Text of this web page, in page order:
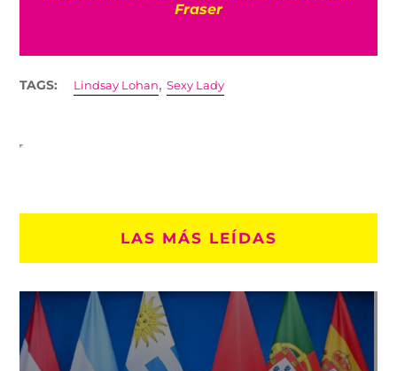
juguetes
TAGS: Lindsay Lohan,Sexy Lady
LAS MÁS LEÍDAS